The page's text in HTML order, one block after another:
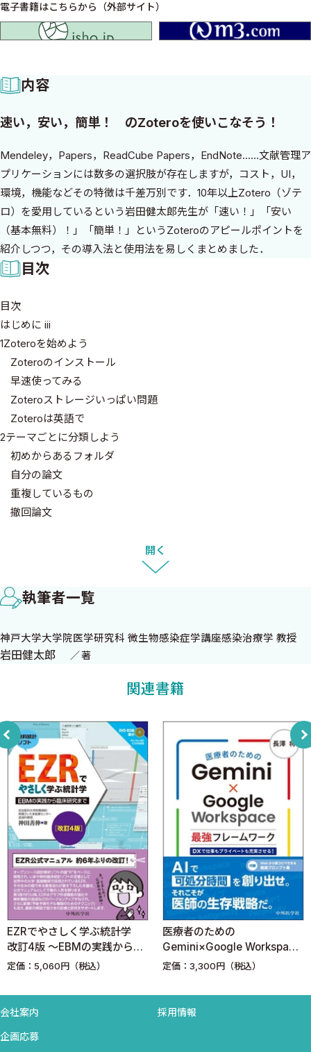
電子書籍はこちらから（外部サイト）
内容
速い，安い，簡単！ のZoteroを使いこなそう！
Mendeley，Papers，ReadCube Papers，EndNote……文献管理ア
プリケーションには数多の選択肢が存在しますが，コスト，UI，
環境，機能などその特徴は千差万別です．10年以上Zotero（ゾテ
ロ）を愛用しているという岩田健太郎先生が「速い！」「安い
（基本無料）！」「簡単！」というZoteroのアピールポイントを
紹介しつつ，その導入法と使用法を易しくまとめました．
目次
目次
はじめに iii
1Zoteroを始めよう
Zoteroのインストール
早速使ってみる
Zoteroストレージいっぱい問題
Zoteroは英語で
2テーマごとに分類しよう
初めからあるフォルダ
自分の論文
重複しているもの
撤回論文
タグ機能
同期（Sync）
グループ
何でも取り込める
3執筆論文に引用してみよう
引用スタイルを設定する
文献管理の方法
かつてのぼくの文献管理
論文の検索方法
4アプリをもっと上手に使おう
Zoteroの小技
タイムライン
日本語文献の問題
取り込みの問題
Zoteroの使い方を拡げる
RStudio、R MarkdownそしてZotero
Zoteroについてさらに学びたい人のために
あとがき
索引
開く
執筆者一覧
神戸大学大学院医学研究科 微生物感染症学講座感染治療学 教授
岩田健太郎 著
関連書籍
EZRでやさしく学ぶ統計学
改訂4版 〜EBMの実践から臨
床研究まで〜
定価：5,060円（税込）
医療者のための
Gemini×Google Workspace
最強フレームワーク DXで仕
る！
定価：3,300円（税込）
会社案内 採用情報
企画応募